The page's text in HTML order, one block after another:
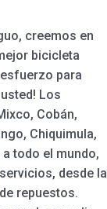
creemos en
bicicleta
para
Los
Cobán,
Chiquimula,
todo el mundo,
desde la
repuestos.